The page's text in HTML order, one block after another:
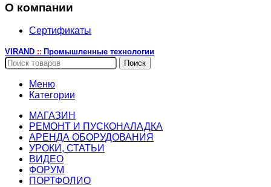
О компании
Сертификаты
VIRAND :: Промышленные технологии
Поиск
Меню
Категории
МАГАЗИН
РЕМОНТ И ПУСКОНАЛАДКА
АРЕНДА ОБОРУДОВАНИЯ
УРОКИ, СТАТЬИ
ВИДЕО
ФОРУМ
ПОРТФОЛИО